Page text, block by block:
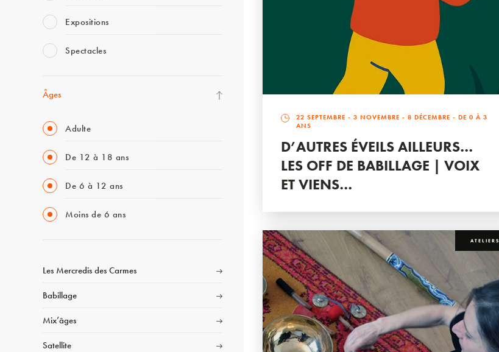
Expositions
Spectacles
Âges
Adulte
De 12 à 18 ans
De 6 à 12 ans
Moins de 6 ans
Les Mercredis des Carmes
Babillage
Mix’âges
Satellite
22 SEPTEMBRE -3 NOVEMBRE -8 DÉCEMBRE - DE 0 À 3
ANS
D’AUTRES ÉVEILS AILLEURS…
LES OFF DE BABILLAGE | VOIX
ET VIENS…
ATELIERS